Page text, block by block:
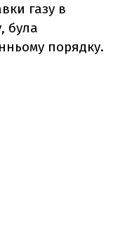
газу в
була
порядку.